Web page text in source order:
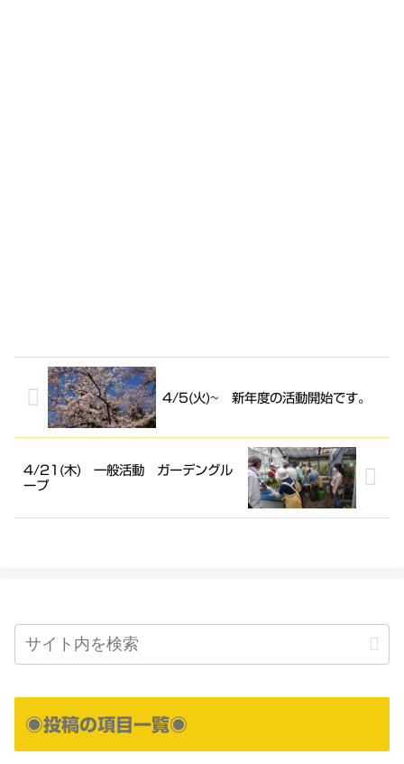
4/5(火)~ 新年度の活動開始です。
4/21(木) 一般活動 ガーデングル
ープ
◉投稿の項目一覧◉